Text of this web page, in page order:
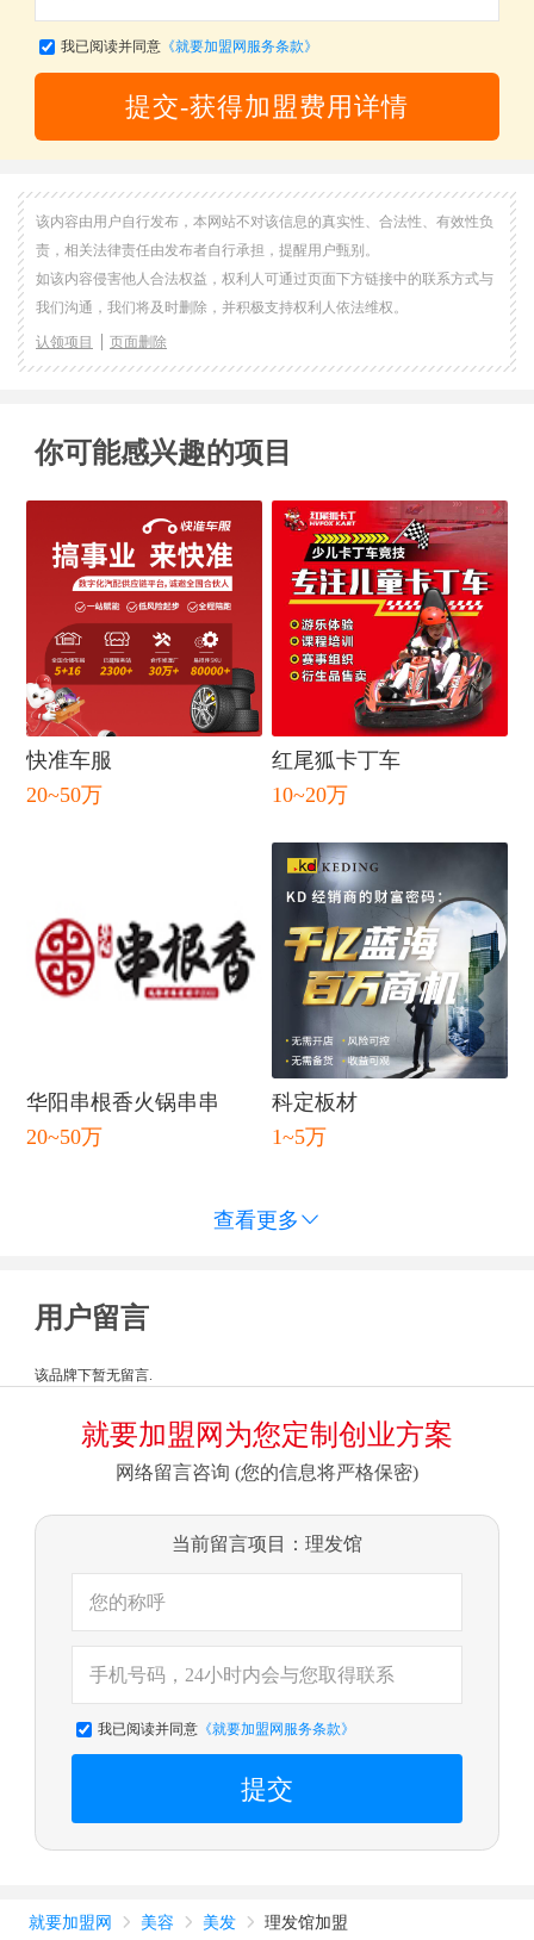
我已阅读并同意《就要加盟网服务条款》
提交-获得加盟费用详情
该内容由用户自行发布，本网站不对该信息的真实性、合法性、有效性负
责，相关法律责任由发布者自行承担，提醒用户甄别。
如该内容侵害他人合法权益，权利人可通过页面下方链接中的联系方式与
我们沟通，我们将及时删除，并积极支持权利人依法维权。
认领项目 页面删除
你可能感兴趣的项目
快准车服
20~50万
红尾狐卡丁车
10~20万
华阳串根香火锅串串
20~50万
科定板材
1~5万
查看更多 
用户留言
该品牌下暂无留言.
就要加盟网为您定制创业方案
网络留言咨询 (您的信息将严格保密)
当前留言项目：理发馆
我已阅读并同意《就要加盟网服务条款》
提交
就要加盟网  美容  美发  理发馆加盟